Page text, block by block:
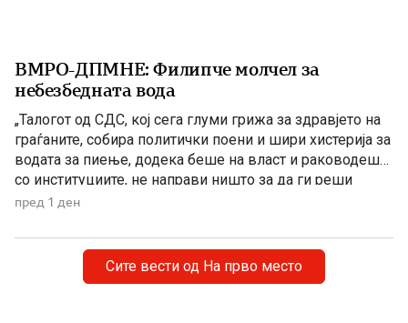
ВМРО-ДПМНЕ: Филипче молчел за
небезбедната вода
„Талогот од СДС, кој сега глуми грижа за здравјето на
граѓаните, собира политички поени и шири хистерија за
водата за пиење, додека беше на власт и раководеше
со институциите, не направи ништо за да ги реши
проблемите. Проблеми со квалитетот на водата за
министер за здравство, […]
пред 1 ден
Сите вести од На прво место